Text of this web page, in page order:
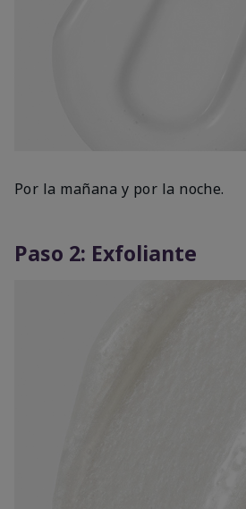
Por la mañana y por la noche.
Paso 2: Exfoliante